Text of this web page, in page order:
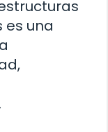
una